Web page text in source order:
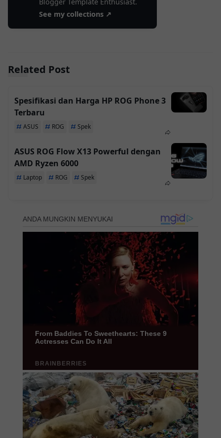
See my collections ↗
Related Post
Spesifikasi dan Harga HP ROG Phone 3
Terbaru
ASUS ROG Spek
ASUS ROG Flow X13 Powerful dengan
AMD Ryzen 6000
Laptop ROG Spek